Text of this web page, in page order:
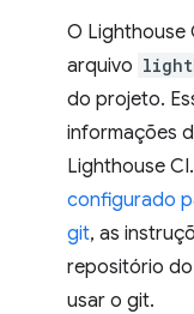
O Lighthouse
arquivo
do projeto.
informações
Lighthouse
configurado
git, as
repositório
usar o git.